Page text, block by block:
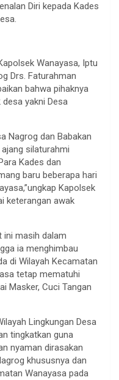
Diri kepada Kades
Wanayasa, Iptu
Drs. Faturahman
bahwa pihaknya
yakni Desa
Nagrog dan Babakan
silaturahmi
Kades dan
baru beberapa hari
Kapolsek
keterangan awak
ini masih dalam
ia menghimbau
di Wilayah Kecamatan
tetap mematuhi
Masker, Cuci Tangan
Lingkungan Desa
tingkatkan guna
nyaman dirasakan
khususnya dan
Wanayasa pada